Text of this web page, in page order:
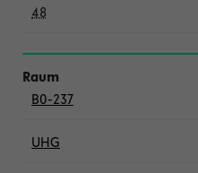
48
B0-237
UHG